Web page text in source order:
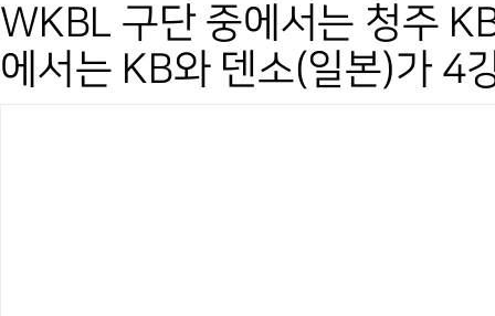
WKBL 구단 중에서는 청주
에서는 KB와 덴소(일본)가 4